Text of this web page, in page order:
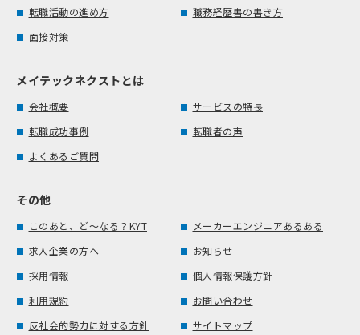
転職活動の進め方
職務経歴書の書き方
面接対策
メイテックネクストとは
会社概要
サービスの特長
転職成功事例
転職者の声
よくあるご質問
その他
このあと、ど～なる？KYT
メーカーエンジニアあるある
求人企業の方へ
お知らせ
採用情報
個人情報保護方針
利用規約
お問い合わせ
反社会的勢力に対する方針
サイトマップ